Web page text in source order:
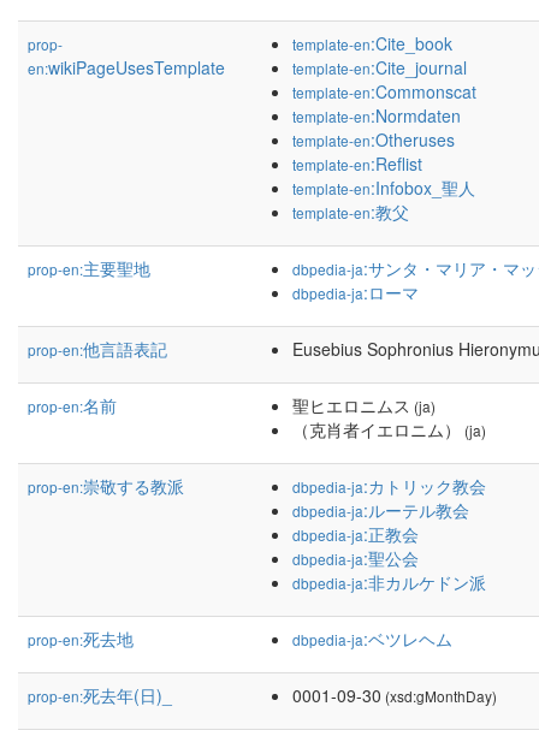
prop-
en:wikiPageUsesTemplate
template-en:Cite_book
template-en:Cite_journal
template-en:Commonscat
template-en:Normdaten
template-en:Otheruses
template-en:Reflist
template-en:Infobox_聖人
template-en:教父
prop-en:主要聖地 dbpedia-ja:サンタ・マリア・マ
dbpedia-ja:ローマ
prop-en:他言語表記 Eusebius Sophronius
prop-en:名前 聖ヒエロニムス (ja)
（克肖者イエロニム） (ja)
prop-en:崇敬する教派 dbpedia-ja:カトリック教会
dbpedia-ja:ルーテル教会
dbpedia-ja:正教会
dbpedia-ja:聖公会
dbpedia-ja:非カルケドン派
prop-en:死去地 dbpedia-ja:ベツレヘム
prop-en:死去年(日)_ 0001-09-30 (xsd:gMonthDay)